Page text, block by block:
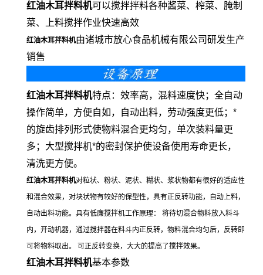
红油木耳拌料机可以搅拌拌料各种酱菜、榨菜、腌制
菜、上料搅拌作业快速高效
红油木耳拌料机由诸城市放心食品机械有限公司研发生产
销售
红油木耳拌料机特点：效率高，混料速度快；全自动
操作简单，方便自如，自动出料，劳动强度更低；*
的旋齿排列形式使物料混合更均匀，单次装料量更
多；大型搅拌机*的密封保护使设备使用寿命更长，
清洗更方便。
红油木耳拌料机对粒状、粉状、泥状、糊状、浆状物都有很好的适应性
和混合效果，对块状物有较好的保型性，具有正反转功能，自动上料，
自动出料功能。具有低廉搅拌机工作原理： 将待切混合物料放入料斗
内，开动机器，通过搅拌器在料斗内正反转，物料混合均匀后，反转即
可将物料取出。 可正反转变换，大大的提高了搅拌效果。
红油木耳拌料机基本参数